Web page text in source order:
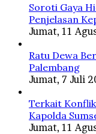
Soroti Gaya
Penjelasan
Jumat, 11
Ratu Dewa
Palembang
Jumat, 7 Juli
Terkait
Kapolda
Jumat, 11